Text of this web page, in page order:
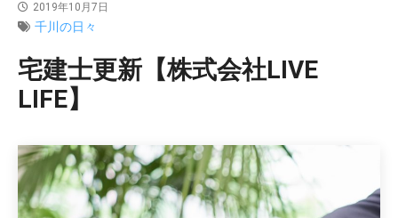
2019年10月7日
千川の日々
宅建士更新【株式会社LIVE
LIFE】